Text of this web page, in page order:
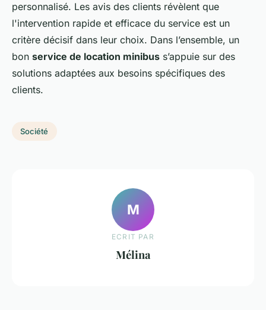
personnalisé. Les avis des clients révèlent que
l'intervention rapide et efficace du service est un
critère décisif dans leur choix. Dans l’ensemble, un
bon service de location minibus s’appuie sur des
solutions adaptées aux besoins spécifiques des
clients.
Société
M
ECRIT PAR
Mélina